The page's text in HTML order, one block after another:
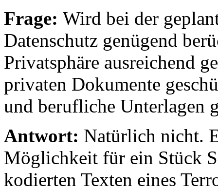
Frage: Wird bei der
Datenschutz genügend
Privatsphäre ausreichend
privaten Dokumente
und berufliche Unterlagen
Antwort: Natürlich nicht.
Möglichkeit für ein Stück
kodierten Texten eines